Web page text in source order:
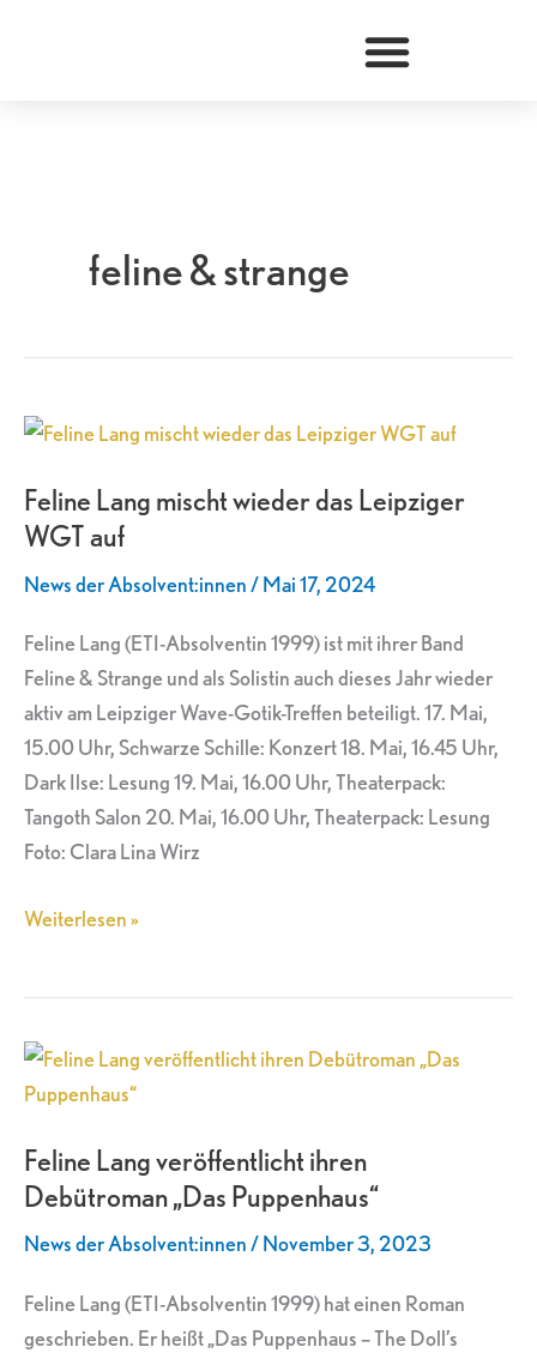
feline & strange
Feline Lang mischt wieder das Leipziger
WGT auf
News der Absolvent:innen/Mai 17, 2024
Feline Lang (ETI-Absolventin 1999) ist mit ihrer Band
Feline & Strange und als Solistin auch dieses Jahr wieder
aktiv am Leipziger Wave-Gotik-Treffen beteiligt. 17. Mai,
15.00 Uhr, Schwarze Schille: Konzert 18. Mai, 16.45 Uhr,
Dark Ilse: Lesung 19. Mai, 16.00 Uhr, Theaterpack:
Tangoth Salon 20. Mai, 16.00 Uhr, Theaterpack: Lesung
Foto: Clara Lina Wirz
Feline
mischt
wieder
WGT
auf
Weiterlesen »
Feline Lang veröffentlicht ihren
Debütroman „Das Puppenhaus“
News der Absolvent:innen/November 3, 2023
Feline Lang (ETI-Absolventin 1999) hat einen Roman
geschrieben. Er heißt „Das Puppenhaus – The Doll’s
Feline
Lang
ihren
Debütroman
„Das